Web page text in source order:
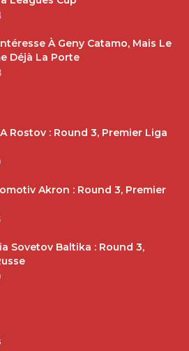
À Geny Catamo, Mais Le
Déjà La Porte
Rostov : Round 3, Premier Liga
Akron : Round 3, Premier
Sovetov Baltika : Round 3,